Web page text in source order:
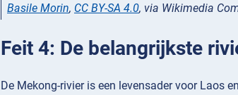
Basile Morin, CC BY-SA 4.0, via Wikimedia
Feit 4: De belangrijkste
De Mekong-rivier is een levensader voor Laos